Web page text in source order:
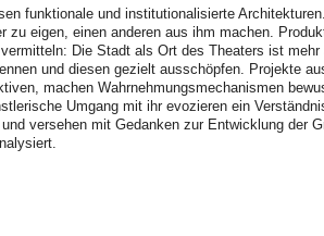
funktionale und institutionalisierte
eigen, einen anderen aus ihm machen.
Die Stadt als Ort des Theaters ist
und diesen gezielt ausschöpfen. Projekte
machen Wahrnehmungsmechanismen
Umgang mit ihr evozieren ein
versehen mit Gedanken zur Entwicklung der